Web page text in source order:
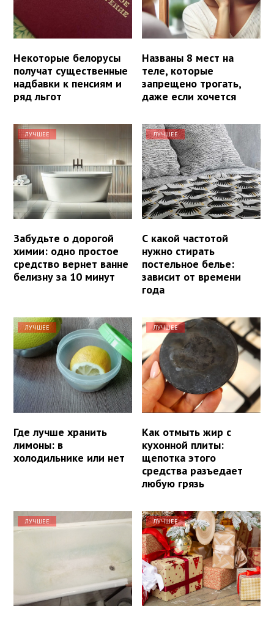
Некоторые белорусы
получат существенные
надбавки к пенсиям и
ряд льгот
Названы 8 мест на
теле, которые
запрещено трогать,
даже если хочется
ЛУЧШЕЕ
Забудьте о дорогой
химии: одно простое
средство вернет ванне
белизну за 10 минут
ЛУЧШЕЕ
С какой частотой
нужно стирать
постельное белье:
зависит от времени
года
ЛУЧШЕЕ
Где лучше хранить
лимоны: в
холодильнике или нет
ЛУЧШЕЕ
Как отмыть жир с
кухонной плиты:
щепотка этого
средства разъедает
любую грязь
ЛУЧШЕЕ ЛУЧШЕЕ